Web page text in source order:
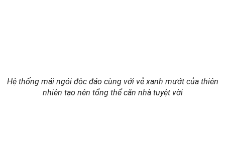
Hệ thống mái ngói độc đáo cùng với vẻ xanh mướt của thiên
nhiên tạo nên tổng thể căn nhà tuyệt vời